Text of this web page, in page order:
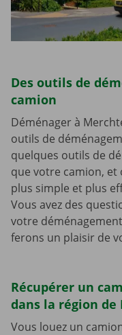
Des outils de
camion
Déménager à
outils de
quelques outils de
que votre camion,
plus simple et plus
Vous avez des
votre
ferons un plaisir de
Récupérer un
dans la région de
Vous louez un